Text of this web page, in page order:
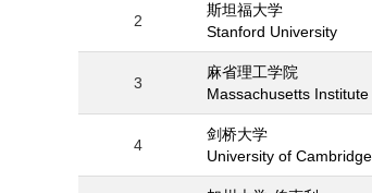
2
斯坦福大学
Stanford University
3
麻省理工学院
Massachusetts
4
剑桥大学
University of Cambridge